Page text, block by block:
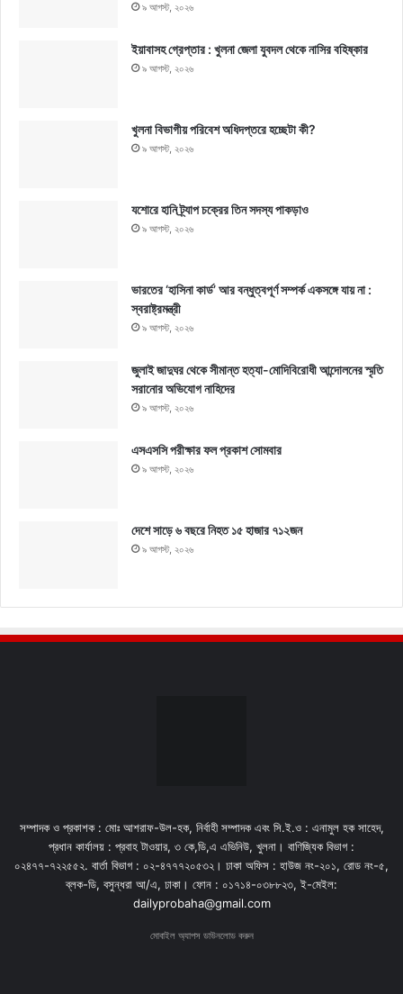
৯ আগস্ট, ২০২৬
ইয়াবাসহ গ্রেপ্তার : খুলনা জেলা যুবদল থেকে নাসির বহিষ্কার
৯ আগস্ট, ২০২৬
খুলনা বিভাগীয় পরিবেশ অধিদপ্তরে হচ্ছেটা কী?
৯ আগস্ট, ২০২৬
যশোরে হানি ট্র্যাপ চক্রের তিন সদস্য পাকড়াও
৯ আগস্ট, ২০২৬
ভারতের ‘হাসিনা কার্ড’ আর বন্ধুত্বপূর্ণ সম্পর্ক একসঙ্গে যায় না :
স্বরাষ্ট্রমন্ত্রী
৯ আগস্ট, ২০২৬
জুলাই জাদুঘর থেকে সীমান্ত হত্যা-মোদিবিরোধী আন্দোলনের স্মৃতি
সরানোর অভিযোগ নাহিদের
৯ আগস্ট, ২০২৬
এসএসসি পরীক্ষার ফল প্রকাশ সোমবার
৯ আগস্ট, ২০২৬
দেশে সাড়ে ৬ বছরে নিহত ১৫ হাজার ৭১২জন
৯ আগস্ট, ২০২৬
সম্পাদক ও প্রকাশক : মোঃ আশরাফ-উল-হক, নির্বাহী সম্পাদক এবং সি.ই.ও : এনামুল হক সাহেদ,
প্রধান কার্যালয় : প্রবাহ টাওয়ার, ৩ কে,ডি,এ এভিনিউ, খুলনা। বাণিজ্যিক বিভাগ :
০২৪৭৭-৭২২৫৫২. বার্তা বিভাগ : ০২-৪৭৭৭২০৫৩২। ঢাকা অফিস : হাউজ নং-২০১, রোড নং-৫,
ব্লক-ডি, বসুন্ধরা আ/এ, ঢাকা। ফোন : ০১৭১৪-০৩৮৮২৩, ই-মেইল:
dailyprobaha@gmail.com
মোবাইল অ্যাপস ডাউনলোড করুন